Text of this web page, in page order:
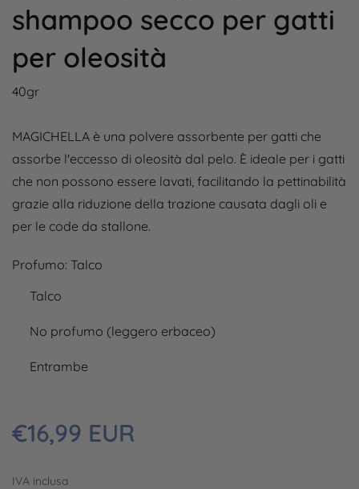
shampoo secco per gatti
per oleosità
40gr
MAGICHELLA è una polvere assorbente per gatti che
assorbe l'eccesso di oleosità dal pelo. È ideale per i gatti
che non possono essere lavati, facilitando la pettinabilità
grazie alla riduzione della trazione causata dagli oli e
per le code da stallone.
Profumo: Talco
Talco
No profumo (leggero erbaceo)
Entrambe
Prezzo
regolare
€16,99 EUR
IVA inclusa